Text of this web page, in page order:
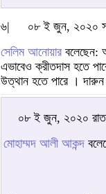
৬|
০৮ ই জুন, ২০২০
সেলিম আনোয়ার বলেছেন:
এভাবেও ক্রীতদাস হতে
উত্থান হতে পারে ।
০৮ ই জুন, ২০২০
মোহাম্মদ আলী আকন্দ